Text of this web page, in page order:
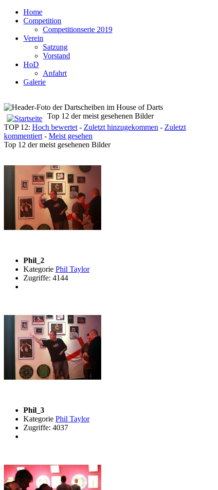
Home
Competition
Competitionserie 2019
Verein
Satzung
Vorstand
HoD
Anfahrt
Galerie
Top 12 der meist gesehenen Bilder
TOP 12: Hoch bewertet - Zuletzt hinzugekommen - Zuletzt
kommentiert - Meist gesehen
Top 12 der meist gesehenen Bilder
Phil_2
Kategorie Phil Taylor
Zugriffe: 4144
Phil_3
Kategorie Phil Taylor
Zugriffe: 4037